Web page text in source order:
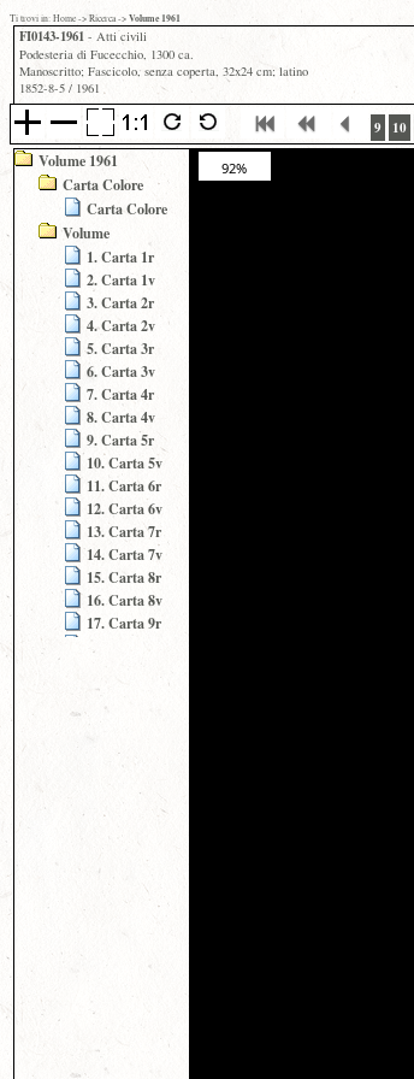
Ti trovi in: Home-> Ricerca-> Volume 1961
FI0143-1961- Atti civili
Podesteria di Fucecchio, 1300 ca.
Manoscritto; Fascicolo, senza coperta, 32x24 cm; latino
1852-8-5 / 1961
9 10
Volume 1961
Carta Colore
Carta Colore
Volume
1. Carta 1r
2. Carta 1v
3. Carta 2r
4. Carta 2v
5. Carta 3r
6. Carta 3v
7. Carta 4r
8. Carta 4v
9. Carta 5r
10. Carta 5v
11. Carta 6r
12. Carta 6v
13. Carta 7r
14. Carta 7v
15. Carta 8r
16. Carta 8v
17. Carta 9r
92%